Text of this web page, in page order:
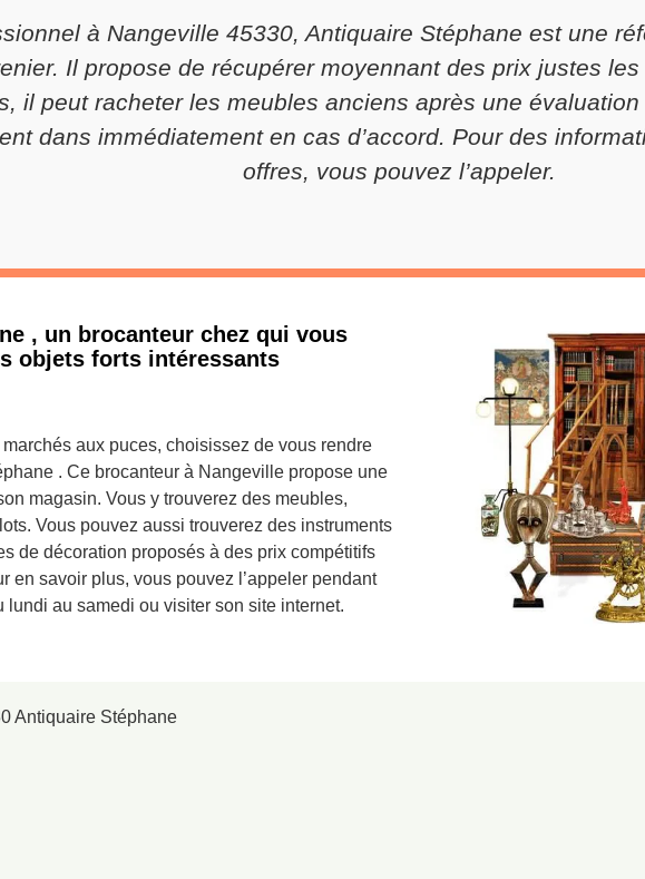
à Nangeville 45330, Antiquaire Stéphane est une
Il propose de récupérer moyennant des prix justes
il peut racheter les meubles anciens après une
dans immédiatement en cas d’accord. Pour des
offres, vous pouvez l’appeler.
, un brocanteur chez qui vous
objets forts intéressants
aux puces, choisissez de vous rendre
. Ce brocanteur à Nangeville propose une
magasin. Vous y trouverez des meubles,
Vous pouvez aussi trouverez des instruments
de décoration proposés à des prix compétitifs
en savoir plus, vous pouvez l’appeler pendant
lundi au samedi ou visiter son site internet.